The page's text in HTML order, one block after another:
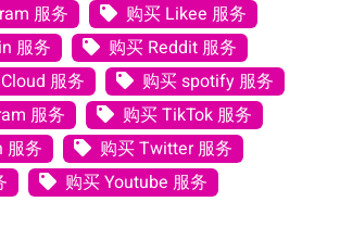
服务
购买 Likee 服务
服务
购买 Reddit 服务
服务
购买 spotify 服务
服务
购买 TikTok 服务
服务
购买 Twitter 服务
购买 Youtube 服务